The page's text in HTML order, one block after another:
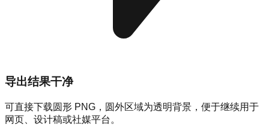
导出结果干净
可直接下载圆形 PNG，圆外区域为透明背景，便于继续用于
网页、设计稿或社媒平台。